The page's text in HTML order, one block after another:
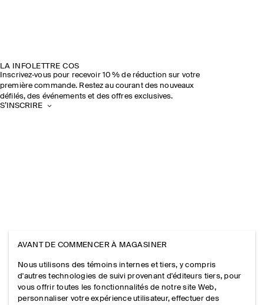
LA INFOLETTRE COS
Inscrivez‑vous pour recevoir 10 % de réduction sur votre
première commande. Restez au courant des nouveaux
défilés, des événements et des offres exclusives.
S’INSCRIRE
AVANT DE COMMENCER À MAGASINER
Nous utilisons des témoins internes et tiers, y compris
d'autres technologies de suivi provenant d'éditeurs tiers, pour
vous offrir toutes les fonctionnalités de notre site Web,
personnaliser votre expérience utilisateur, effectuer des